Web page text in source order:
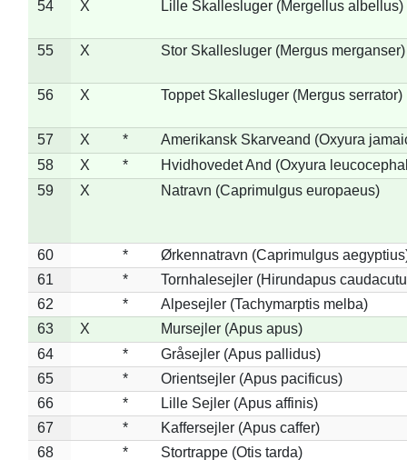
54 X Lille Skallesluger (Mergellus albellus)
55 X Stor Skallesluger (Mergus merganser)
56 X Toppet Skallesluger (Mergus serrator)
57 X *
Amerikansk Skarveand (Oxyura
58
X *
Hvidhovedet And (Oxyura
59
X Natravn (Caprimulgus europaeus)
60 *
Ørkennatravn (Caprimulgus
61
*
Tornhalesejler (Hirundapus
62
*
Alpesejler (Tachymarptis melba)
63
X
Mursejler (Apus apus)
64
*
Gråsejler (Apus pallidus)
65
*
Orientsejler (Apus pacificus)
66
*
Lille Sejler (Apus affinis)
67
*
Kaffersejler (Apus caffer)
68
* Stortrappe (Otis tarda)